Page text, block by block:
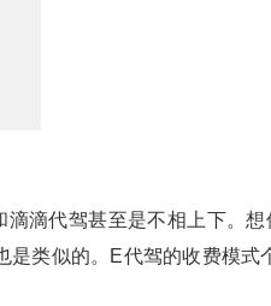
滴代驾甚至是不相上下。想
是类似的。E代驾的收费模式